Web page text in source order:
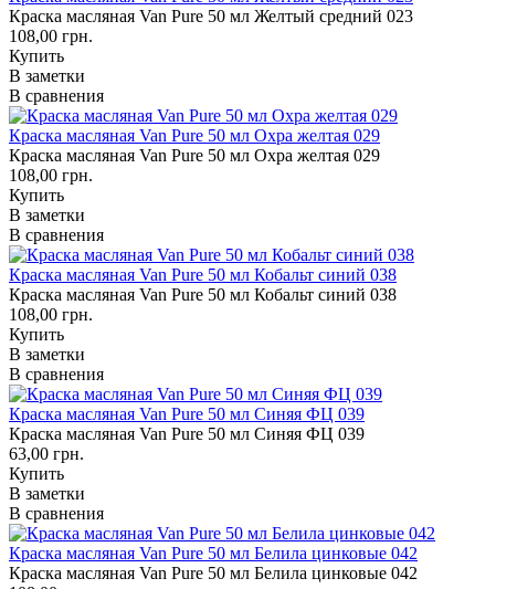
Краска масляная Van Pure 50 мл Желтый средний 023
108,00 грн.
Купить
В заметки
В сравнения
Краска масляная Van Pure 50 мл Охра желтая 029
Краска масляная Van Pure 50 мл Охра желтая 029
108,00 грн.
Купить
В заметки
В сравнения
Краска масляная Van Pure 50 мл Кобальт синий 038
Краска масляная Van Pure 50 мл Кобальт синий 038
108,00 грн.
Купить
В заметки
В сравнения
Краска масляная Van Pure 50 мл Синяя ФЦ 039
Краска масляная Van Pure 50 мл Синяя ФЦ 039
63,00 грн.
Купить
В заметки
В сравнения
Краска масляная Van Pure 50 мл Белила цинковые 042
Краска масляная Van Pure 50 мл Белила цинковые 042